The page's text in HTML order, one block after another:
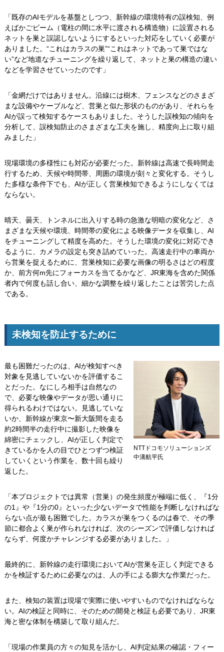
「既存のAIモデルを基盤としつつ、新幹線の環境特有の誤検知、例
えばかごビーム（電柱の間に水平に渡される構造物）に設置される
ネットを巣と誤認しないようにするといった対応をしていく必要が
ありました。“これはカラスの巣”“これはネットであって巣ではな
い”など地道なチューニングを繰り返して、ネットと巣の構造の違い
などを学習させていったのです」
「金網だけではありません。沿線には樹木、フェンスなどのさまざ
まな設備やケーブルなど、営巣と似た形状のものがあり、それらを
AIが誤って検知するケースもありました。そうした誤検知の傾向を
分析して、誤検知防止のさまざまな工夫を施し、精度向上に取り組
みました」
現場環境の多様性にも対応が必要だった。新幹線は高速で長時間走
行するため、天候や時間帯、周囲の環境が刻々と変化する。そうし
た多様な条件下でも、AIが正しく営巣検知できるようにしなくては
ならない。
晴天、曇天、トンネルに出入りする時の急激な明暗の変化など、さ
まざまな天候や環境、時間帯の変化による映像データを収集し、AI
をチューニングして精度を高めた。そうした環境の変化に対応でき
るように、カメラの設定も突き詰めていった。高速走行中の車両か
ら営巣を捉えるために、営巣検知に必要な画像の明るさはどの程度
か、前方何m先にフォーカスを当てるかなど、JR東海を含めた関係
者内で何度も話し合い、細かな調整を繰り返したことは苦労した点
である。
未検知を防止するために
NTTドコモソリューションズ
中溝航平氏
最も困難だったのは、AIが検知すべき
対象を見逃していないかを評価するこ
とだった。なにしろ相手は自然なの
で、必要な映像やデータが思い通りに
得られるわけではない。見逃していな
いか、新幹線が東京〜新大阪間を走る
約2時間半の走行中に撮影した映像を
綿密にチェックし、AIが正しく判定で
きているかを人の目でひとつずつ検証
していくという作業を、数十回も繰り
返した。
「本プロジェクトでは異常（営巣）の発生頻度が極端に低く、『1分
の1』や『1分の0』といった少ないデータで性能を判断しなければな
らない点が最も困難でした。カラスが巣をつくるのは春で、その季
節に都合よく巣が作られなければ、次のシーズンで評価しなければ
ならず、何度かチャレンジする必要がありました。」
最終的に、新幹線の走行環境においてAIが営巣を正しく判定できる
かを検証するために必要なのは、人の手による膨大な作業だった。
また、検知の装置は現場で実際に使いやすいものでなければならな
い。AIの検証と同時に、そのための開発と検証も必要であり、JR東
海と密な体制を構築して取り組んだ。
「現場の作業員の方々の知見を活かし、AI判定結果の確認・フィー